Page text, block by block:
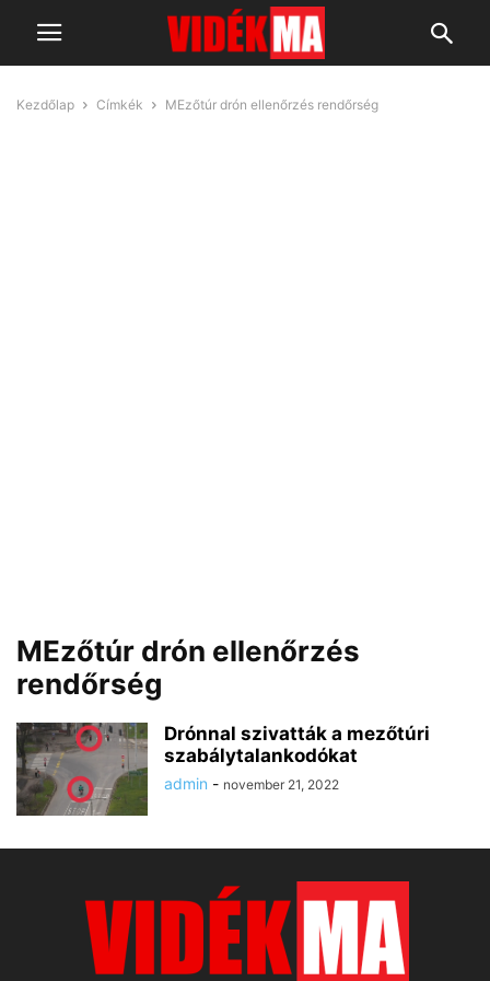
Kezdőlap Címkék MEzőtúr drón ellenőrzés rendőrség
MEzőtúr drón ellenőrzés
rendőrség
Drónnal szivatták a mezőtúri
szabálytalankodókat
admin - november 21, 2022